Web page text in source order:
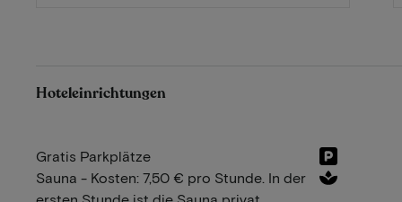
Hoteleinrichtungen
Gratis Parkplätze
Sauna - Kosten: 7,50 € pro Stunde. In der